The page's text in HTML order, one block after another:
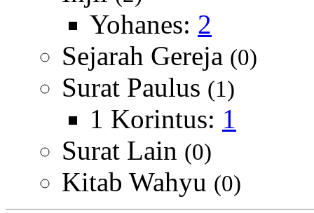
Yohanes: 2
Sejarah Gereja (0)
Surat Paulus (1)
1 Korintus: 1
Surat Lain (0)
Kitab Wahyu (0)